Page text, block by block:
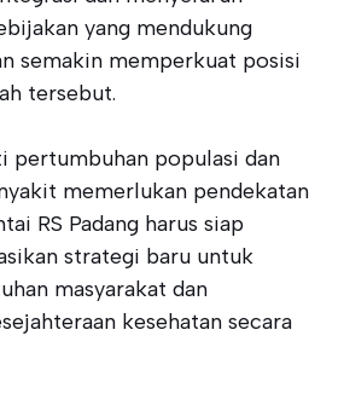
yang mendukung
semakin memperkuat posisi
tersebut.
pertumbuhan populasi dan
memerlukan pendekatan
RS Padang harus siap
strategi baru untuk
masyarakat dan
kesehatan secara